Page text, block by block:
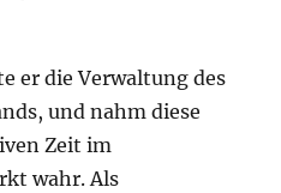
er die Verwaltung des
und nahm diese
Zeit im
wahr. Als